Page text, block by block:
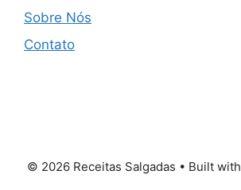
Sobre Nós
Contato
© 2026 Receitas Salgadas • Built with